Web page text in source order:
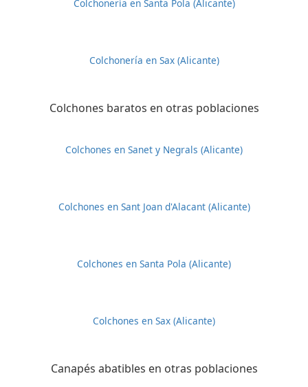
Colchonería en Santa Pola (Alicante)
Colchonería en Sax (Alicante)
Colchones baratos en otras poblaciones
Colchones en Sanet y Negrals (Alicante)
Colchones en Sant Joan d'Alacant (Alicante)
Colchones en Santa Pola (Alicante)
Colchones en Sax (Alicante)
Canapés abatibles en otras poblaciones